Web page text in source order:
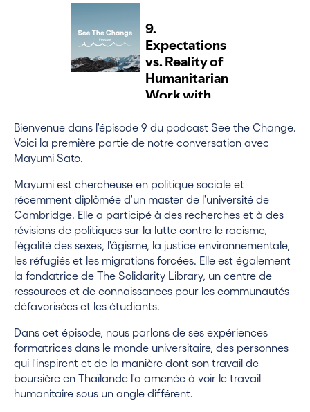
Bienvenue dans l'épisode 9 du podcast See the Change.
Voici la première partie de notre conversation avec
Mayumi Sato.
Mayumi est chercheuse en politique sociale et
récemment diplômée d'un master de l'université de
Cambridge. Elle a participé à des recherches et à des
révisions de politiques sur la lutte contre le racisme,
l'égalité des sexes, l'âgisme, la justice environnementale,
les réfugiés et les migrations forcées. Elle est également
la fondatrice de The Solidarity Library, un centre de
ressources et de connaissances pour les communautés
défavorisées et les étudiants.
Dans cet épisode, nous parlons de ses expériences
formatrices dans le monde universitaire, des personnes
qui l'inspirent et de la manière dont son travail de
boursière en Thaïlande l'a amenée à voir le travail
humanitaire sous un angle différent.